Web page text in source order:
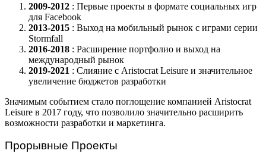
2009-2012 : Первые проекты в формате социальных игр
для Facebook
2013-2015 : Выход на мобильный рынок с играми серии
Stormfall
2016-2018 : Расширение портфолио и выход на
международный рынок
2019-2021 : Слияние с Aristocrat Leisure и значительное
увеличение бюджетов разработки
Значимым событием стало поглощение компанией Aristocrat
Leisure в 2017 году, что позволило значительно расширить
возможности разработки и маркетинга.
Прорывные Проекты